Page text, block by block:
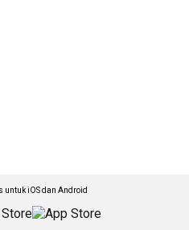
untuk iOS dan Android